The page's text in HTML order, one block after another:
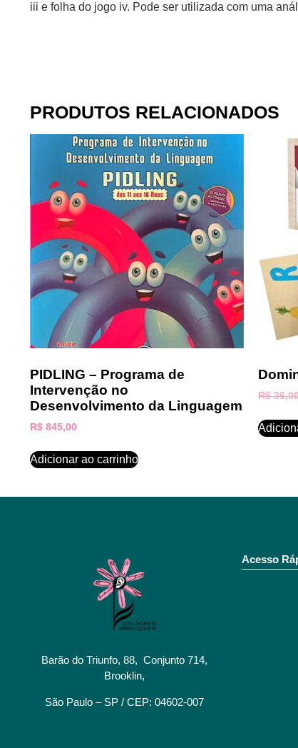
iii e folha do jogo iv. Pode ser utilizada com uma
PRODUTOS RELACIONADOS
PIDLING – Programa de
Intervenção no
Desenvolvimento da Linguagem
R$ 845,00
Adicionar ao carrinho
R$
Barão do Triunfo, 88, Conjunto 714,
Brooklin,
São Paulo – SP / CEP: 04602-007
Acesso